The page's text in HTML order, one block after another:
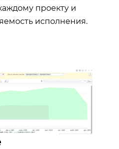
проекту и
исполнения.